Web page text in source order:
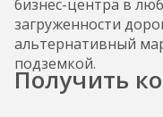
бизнес-центра в
загруженности
альтернативный
подземкой.
Получить